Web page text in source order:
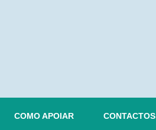
COMO APOIAR CONTACTOS